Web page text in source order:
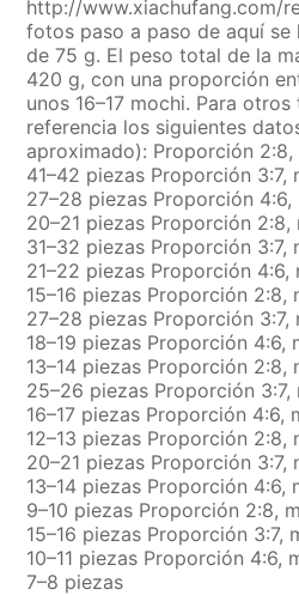
http://www.xiachufang.com/
fotos paso a paso de aquí se
de 75 g. El peso total de la
420 g, con una proporción
unos 16–17 mochi. Para
referencia los siguientes
aproximado): Proporción
41–42 piezas Proporción
27–28 piezas Proporción
20–21 piezas Proporción
31–32 piezas Proporción
21–22 piezas Proporción
15–16 piezas Proporción 2:8,
27–28 piezas Proporción
18–19 piezas Proporción 4:6,
13–14 piezas Proporción
25–26 piezas Proporción
16–17 piezas Proporción 4:6,
12–13 piezas Proporción 2:8,
20–21 piezas Proporción 3:7,
13–14 piezas Proporción 4:6,
9–10 piezas Proporción 2:8,
15–16 piezas Proporción 3:7,
10–11 piezas Proporción 4:6,
7–8 piezas